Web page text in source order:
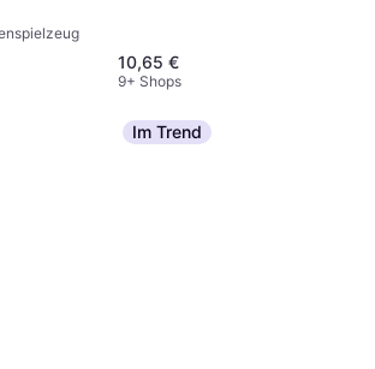
10,65 €
9+ Shops
Im Trend